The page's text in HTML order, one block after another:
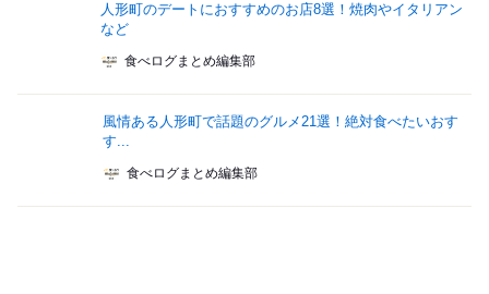
人形町のデートにおすすめのお店8選！焼肉やイタリアン
など
食べログまとめ編集部
風情ある人形町で話題のグルメ21選！絶対食べたいおす
す...
食べログまとめ編集部